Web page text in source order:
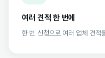
여러 견적 한 번에
한 번 신청으로 여러 업체 견적